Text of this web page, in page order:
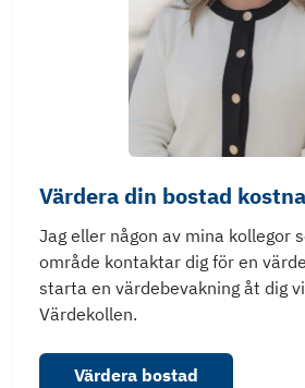
Värdera din bostad
Jag eller någon av mina kollegor
område kontaktar dig för en
starta en värdebevakning åt dig
Värdekollen.
Värdera bostad